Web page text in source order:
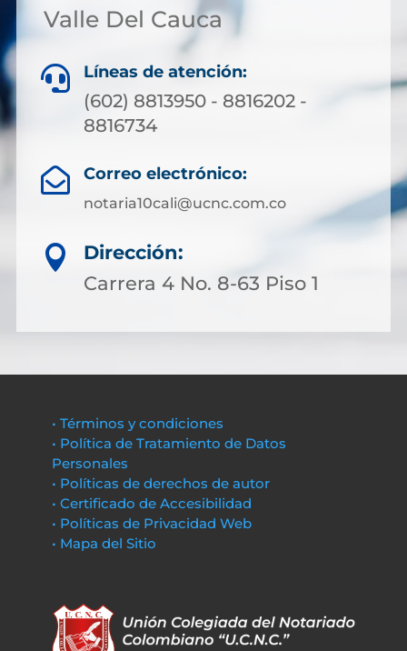
Valle Del Cauca
 Líneas de atención:
(602) 8813950 - 8816202 -
8816734
 Correo electrónico:
notaria10cali@ucnc.com.co

Dirección:
Carrera 4 No. 8-63 Piso 1
• Términos y condiciones
• Política de Tratamiento de Datos
Personales
• Políticas de derechos de autor
• Certificado de Accesibilidad
• Políticas de Privacidad Web
• Mapa del Sitio